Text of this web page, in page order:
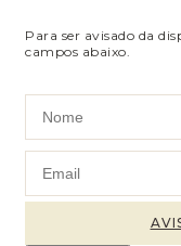
Para ser avisado da
campos abaixo.